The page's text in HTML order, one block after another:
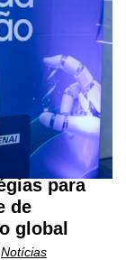
para
de
global
Notícias